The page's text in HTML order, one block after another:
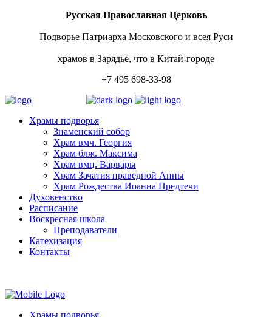
Русская Православная Церковь
Подворье Патриарха Московского и всея Руси
храмов в Зарядье, что в Китай-городе
+7 495 698-33-98
Храмы подворья
Знаменский собор
Храм вмч. Георгия
Храм блж. Максима
Храм вмц. Варвары
Храм Зачатия праведной Анны
Храм Рождества Иоанна Предтечи
Духовенство
Расписание
Воскресная школа
Преподаватели
Катехизация
Контакты
Храмы подворья